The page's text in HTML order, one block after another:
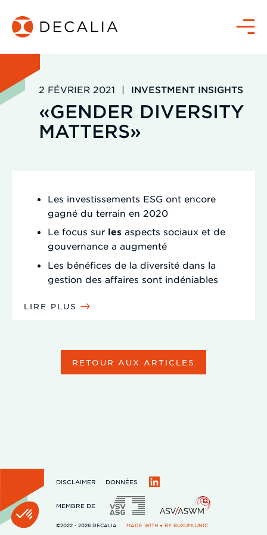
contenu
Menu
2 FÉVRIER 2021 | INVESTMENT INSIGHTS
«GENDER DIVERSITY
MATTERS»
Les investissements ESG ont encore
gagné du terrain en 2020
Le focus sur les aspects sociaux et de
gouvernance a augmenté
Les bénéfices de la diversité dans la
gestion des affaires sont indéniables
LIRE PLUS
RETOUR AUX ARTICLES
DISCLAIMER
DONNÉES
MEMBRE DE
©2022 - 2026 DECALIA MADE WITH ♥ BY BUXUMLUNIC